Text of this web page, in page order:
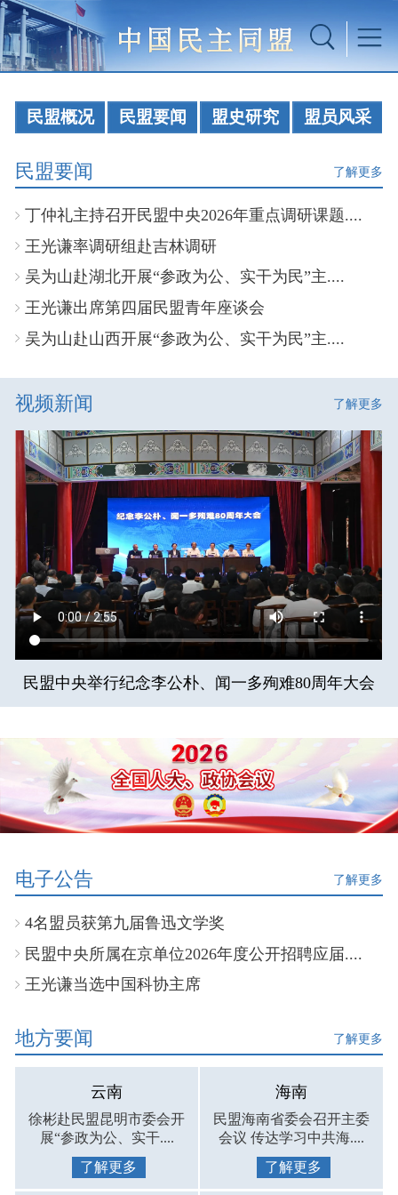
民盟概况 民盟要闻 盟史研究 盟员风采
民盟要闻 了解更多
丁仲礼主持召开民盟中央2026年重点调研课题....
王光谦率调研组赴吉林调研
吴为山赴湖北开展“参政为公、实干为民”主....
王光谦出席第四届民盟青年座谈会
吴为山赴山西开展“参政为公、实干为民”主....
视频新闻 了解更多
民盟中央举行纪念李公朴、闻一多殉难80周年大会
电子公告 了解更多
4名盟员获第九届鲁迅文学奖
民盟中央所属在京单位2026年度公开招聘应届....
王光谦当选中国科协主席
地方要闻 了解更多
云南
徐彬赴民盟昆明市委会开
展“参政为公、实干....
了解更多
海南
民盟海南省委会召开主委
会议 传达学习中共海....
了解更多